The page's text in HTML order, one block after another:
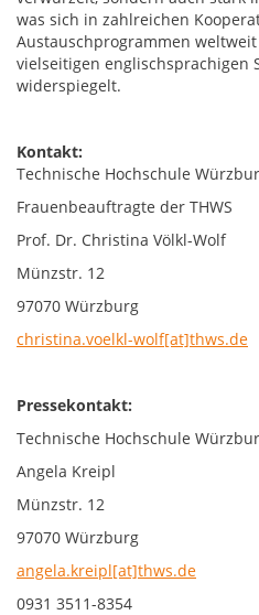
was sich in zahlreichen
Austauschprogrammen
vielseitigen englischsprachigen
widerspiegelt.
Kontakt:
Technische Hochschule
Frauenbeauftragte der THWS
Prof. Dr. Christina Völkl-Wolf
Münzstr. 12
97070 Würzburg
christina.voelkl-wolf[at]thws.de
Pressekontakt:
Technische Hochschule
Angela Kreipl
Münzstr. 12
97070 Würzburg
angela.kreipl[at]thws.de
0931 3511-8354